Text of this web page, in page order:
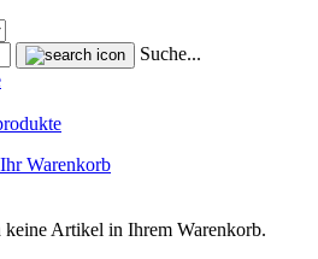
Suche...
Ihr Warenkorb
keine Artikel in Ihrem Warenkorb.